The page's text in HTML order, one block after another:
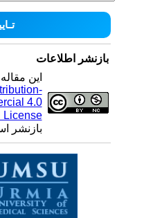
بازنشر اطلاعات
این
4.0
License
بازنشر